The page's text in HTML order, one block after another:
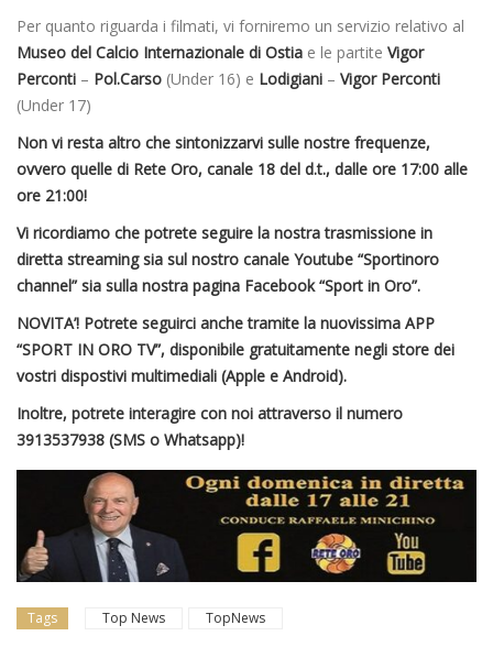
Per quanto riguarda i filmati, vi forniremo un servizio relativo al
Museo del Calcio Internazionale di Ostia e le partite Vigor
Perconti – Pol.Carso (Under 16) e Lodigiani – Vigor Perconti
(Under 17)
Non vi resta altro che sintonizzarvi sulle nostre frequenze,
ovvero quelle di Rete Oro, canale 18 del d.t., dalle ore 17:00 alle
ore 21:00!
Vi ricordiamo che potrete seguire la nostra trasmissione in
diretta streaming sia sul nostro canale Youtube “Sportinoro
channel” sia sulla nostra pagina Facebook “Sport in Oro”.
NOVITA’! Potrete seguirci anche tramite la nuovissima APP
“SPORT IN ORO TV”, disponibile gratuitamente negli store dei
vostri dispostivi multimediali (Apple e Android).
Inoltre, potrete interagire con noi attraverso il numero
3913537938 (SMS o Whatsapp)!
Tags Top News TopNews